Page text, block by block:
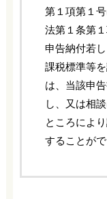
第１項第１
法第１条第
申告納付若
課税標準等
は、当該申
し、又は相
ところによ
することがで